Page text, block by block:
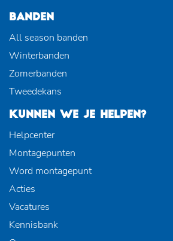
BANDEN
All season banden
Winterbanden
Zomerbanden
Tweedekans
KUNNEN WE JE HELPEN?
Helpcenter
Montagepunten
Word montagepunt
Acties
Vacatures
Kennisbank